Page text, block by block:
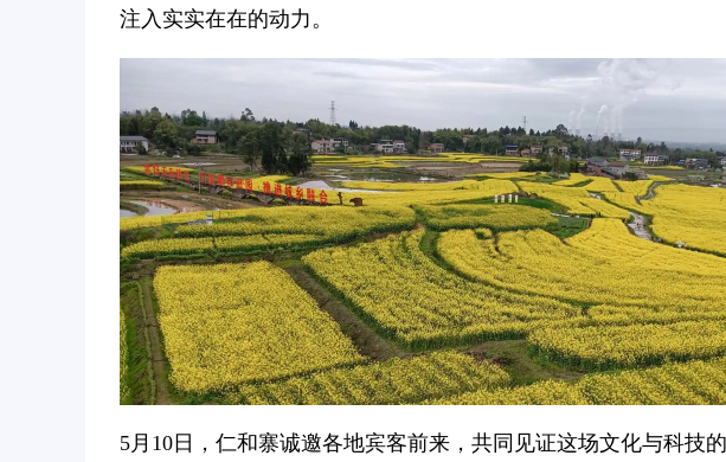
注入实实在在的动力。
5月10日，仁和寨诚邀各地宾客前来，共同见证这场文化与科技